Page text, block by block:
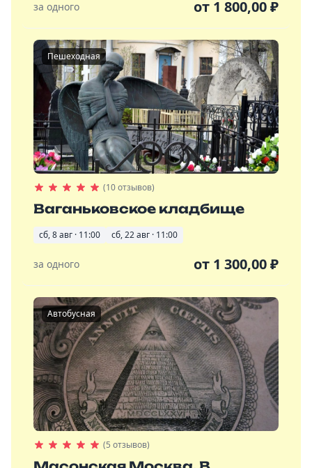
за одного от 1 800,00₽
Пешеходная
(10 отзывов)
Ваганьковское кладбище
сб, 8 авг · 11:00 сб, 22 авг · 11:00
за одного от 1 300,00₽
Автобусная
(5 отзывов)